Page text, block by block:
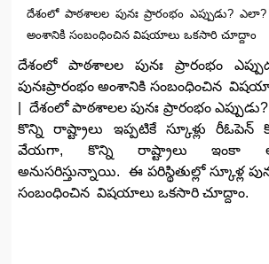
దేశంలో పాఠశాలల పునః ప్రారంభం ఎప్పుడు? ఎలా?
అంశానికి సంబంధించిన విషయాలు ఒకసారి చూద్దాం
దేశంలో పాఠశాలల పునః ప్రారంభం
పునఃప్రారంభం అంశానికి సంబంధించిన
| దేశంలో పాఠశాలల పునః ప్రారంభం
కొన్ని రాష్ట్రాలు ఇప్పటికే స్కూళ్లు రీఓపెన్‌
వేయగా, కొన్ని రాష్ట్రాలు ఇంకా
అనుసరిస్తున్నాయి. ఈ పరిస్థితుల్లో స్కూళ్ల
సంబంధించిన విషయాలు ఒకసారి చూద్దాం.